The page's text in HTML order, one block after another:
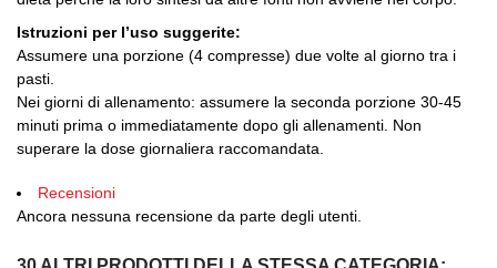
Istruzioni per l’uso suggerite:
Assumere una porzione (4 compresse) due volte al giorno tra i
pasti.
Nei giorni di allenamento: assumere la seconda porzione 30-45
minuti prima o immediatamente dopo gli allenamenti. Non
superare la dose giornaliera raccomandata.
Recensioni
Ancora nessuna recensione da parte degli utenti.